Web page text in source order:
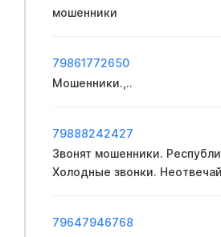
мошенники
79861772650
Мошенники.,..
79888242427
Звонят мошенники.
Холодные звонки.
79647946768